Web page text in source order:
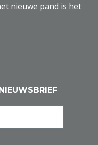
nieuwe pand is het